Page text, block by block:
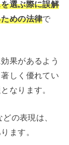
選ぶ際に誤解
めの法律で
果があるよう
しく優れてい
なります。
の表現は、
ます。